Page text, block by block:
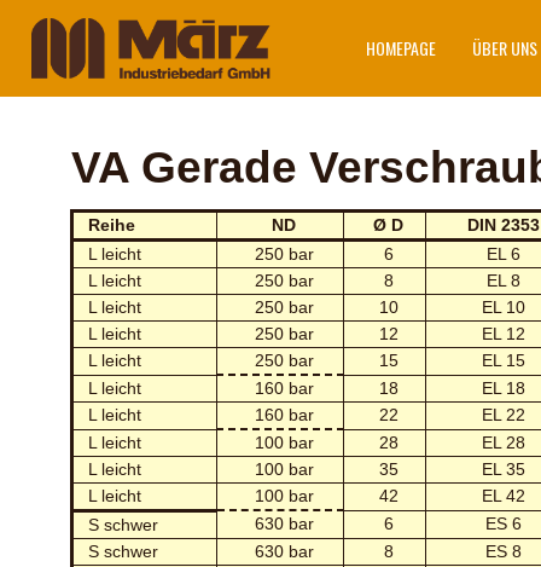
HOMEPAGE ÜBER UNS
VA Gerade
Reihe ND Ø D
DIN 2353
L leicht
250 bar 6
EL 6
L leicht
250 bar 8
EL 8
L leicht
250 bar 10
EL 10
L leicht
250 bar 12
EL 12
L leicht
250 bar 15
EL 15
L leicht
160 bar 18
EL 18
L leicht
160 bar 22
EL 22
L leicht
100 bar 28
EL 28
L leicht
100 bar 35
EL 35
L leicht
100 bar 42
EL 42
S schwer
630 bar 6
ES 6
S schwer
630 bar 8
ES 8